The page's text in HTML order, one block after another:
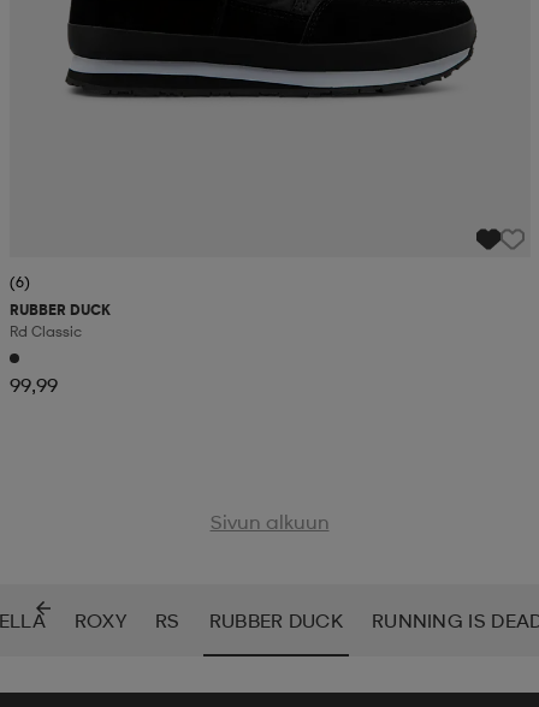
(6)
RUBBER DUCK
Rd Classic
99,99
Sivun alkuun
ROXY RS RUBBER DUCK RUNNING IS